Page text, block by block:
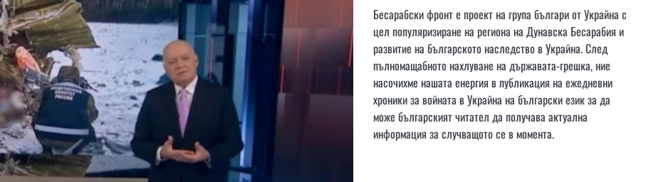
Бесарабски фронт е проект на група българи от Украйна с
цел популяризиране на региона на Дунавска Бесарабия и
развитие на българското наследство в Украйна. След
пълномащабното нахлуване на държавата-грешка, ние
насочихме нашата енергия в публикация на ежедневни
хроники за войната в Украйна на български език за да
може българският читател да получава актуална
информация за случващото се в момента.